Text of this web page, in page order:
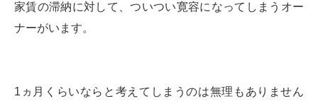
家賃の滞納に対して、ついつい寛容になってしまうオー
ナーがいます。
1ヵ月くらいならと考えてしまうのは無理もありません